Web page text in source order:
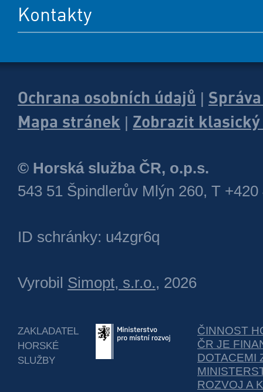
Kontakty
Ochrana osobních údajů
Mapa stránek
Zobrazit
© Horská služba ČR, o.p.s.
543 51 Špindlerův Mlýn 260, T +420
ID schránky: u4zgr6q
Vyrobil Simopt, s.r.o., 2026
ZAKLADATEL
HORSKÉ
SLUŽBY
ČINNOST
ČR JE
DOTACEMI
ROZVOJ A